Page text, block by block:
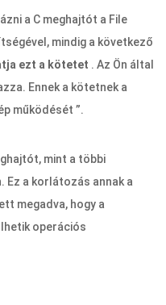
a C meghajtót a File
mindig a következő
ezt a kötetet . Az Ön által
Ennek a kötetnek a
működését ”.
mint a többi
Ez a korlátozás annak a
megadva, hogy a
operációs